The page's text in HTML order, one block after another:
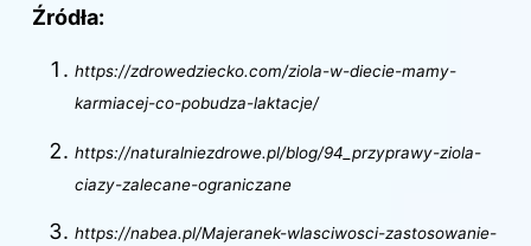
Źródła:
https://zdrowedziecko.com/ziola-w-diecie-mamy-
karmiacej-co-pobudza-laktacje/
https://naturalniezdrowe.pl/blog/94_przyprawy-ziola-
ciazy-zalecane-ograniczane
https://nabea.pl/Majeranek-wlasciwosci-zastosowanie-